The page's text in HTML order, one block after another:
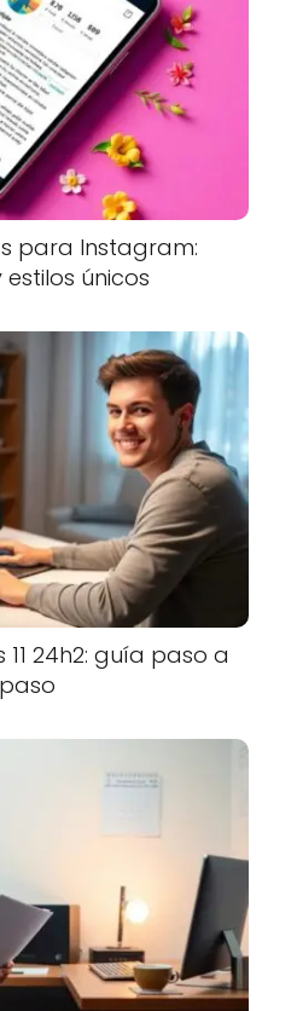
para Instagram:
únicos
24h2: guía paso a
paso